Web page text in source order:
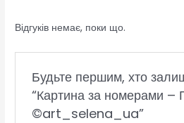
Відгуків немає, поки що.
Будьте першим, хто
“Картина за номерами –
©art_selena_ua”